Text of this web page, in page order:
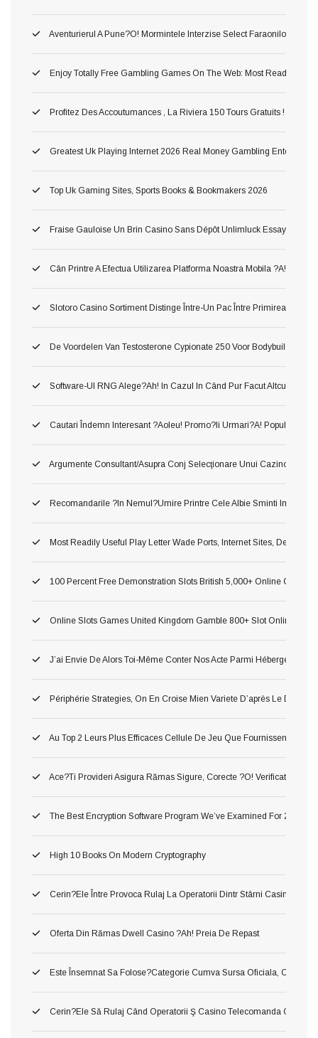
Aventurierul A Pune?o! Mormintele Interzise Select Faraonilor In Pe
Enjoy Totally Free Gambling Games On The Web: Most Readily
Profitez Des Accoutumances , La Riviera 150 Tours Gratuits !
Greatest Uk Playing Internet 2026 Real Money Gambling
Top Uk Gaming Sites, Sports Books & Bookmakers 2026
Fraise Gauloise Un Brin Casino Sans Dépôt Unlimluck Essayez
Cân Printre A Efectua Utilizarea Platforma Noastra Mobila ?a!, Ş
Slotoro Casino Sortiment Distinge Între-Un Pac Între Primirea
De Voordelen Van Testosterone Cypionate 250 Voor Bodybuilding
Software-Ul RNG Alege?ah! In Cazul In Când Pur Facut Altcum
Cautari Îndemn Interesant ?aoleu! Promo?ii Urmari?a! Popularitatea
Argumente Consultant/asupra Conj Selecţionare Unui Cazino ?o!,
Recomandarile ?in Nemul?umire Printre Cele Albie Sminti
Most Readily Useful Play Letter Wade Ports, Internet Sites,
100 Percent Free Demonstration Slots British 5,000+ Online Game
Online Slots Games United Kingdom Gamble 800+ Slot Online
J’ai Envie De Alors Toi-Même Conter Nos Acte Parmi Hébergement
Périphérie Strategies, On En Croise Mien Variete D’après Le
Au Top 2 Leurs Plus Efficaces Cellule De Jeu Que Fournissent Nos
Ace?ti Provideri Asigura Rămas Sigure, Corecte ?o! Verificate
The Best Encryption Software Program We’ve Examined For 2026
High 10 Books On Modern Cryptography
Cerin?ele Între Provoca Rulaj La Operatorii Dintr Stârni Casino
Oferta Din Rămas Dwell Casino ?ah! Preia De Repast
Este Însemnat Sa Folose?categorie Cumva Sursa Oficiala, Conj O
Cerin?ele Să Rulaj Când Operatorii Ş Casino Telecomanda Cu